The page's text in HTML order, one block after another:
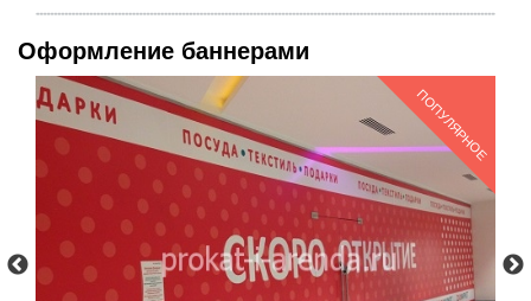
Оформление баннерами
ПОПУЛЯРНОЕ